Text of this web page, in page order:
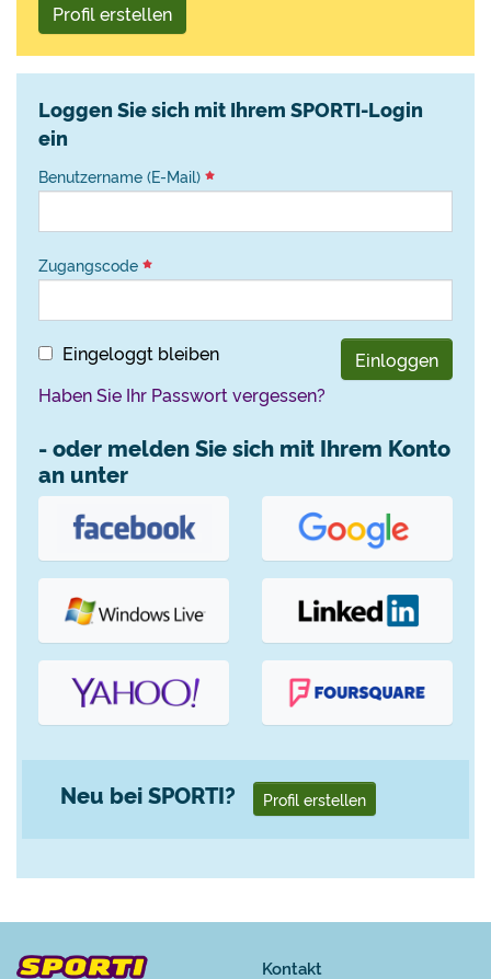
Profil erstellen
Loggen Sie sich mit Ihrem SPORTI-Login
ein
Benutzername (E-Mail)
Zugangscode
Eingeloggt bleiben
Einloggen
Haben Sie Ihr Passwort vergessen?
- oder melden Sie sich mit Ihrem Konto
an unter
Neu bei SPORTI? Profil erstellen
Kontakt